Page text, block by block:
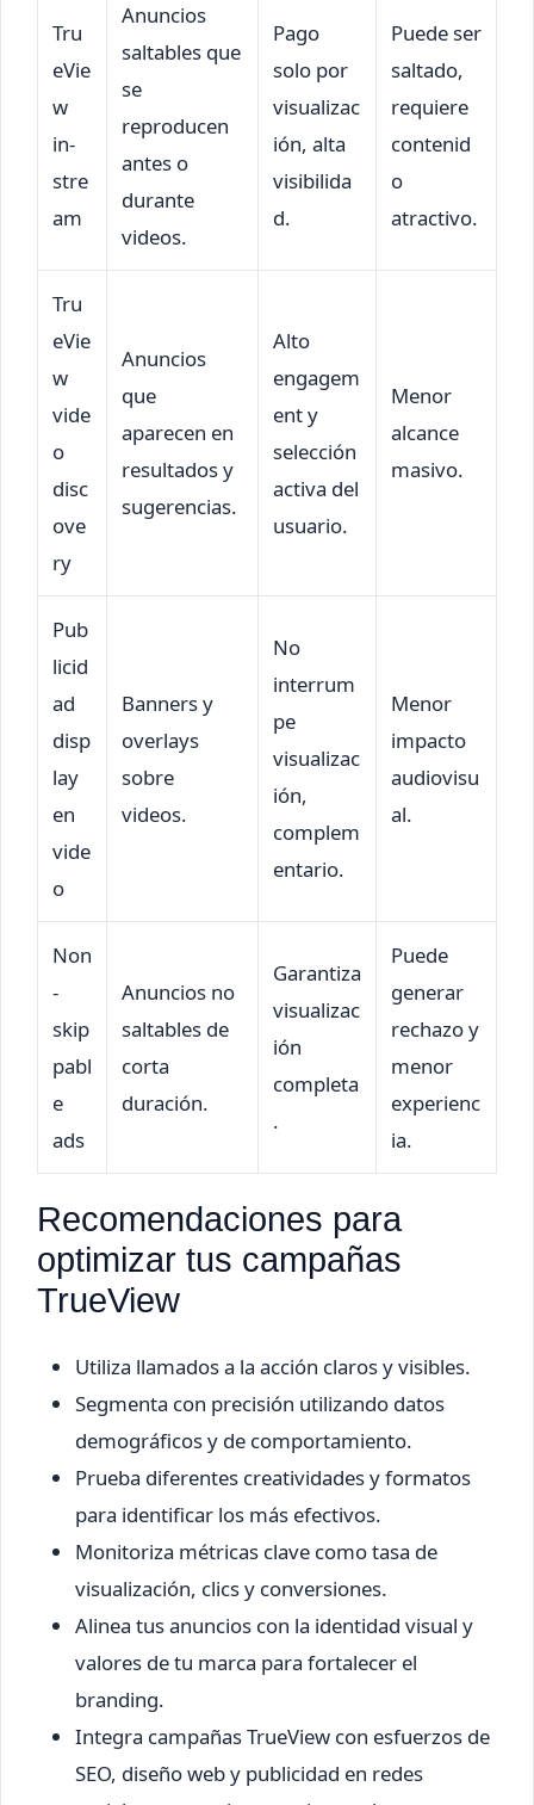
Tru
eVie
w
in-
stre
am
Anuncios
saltables que
se
reproducen
antes o
durante
videos.
Pago
solo por
visualizac
ión, alta
visibilida
d.
Puede ser
saltado,
requiere
contenid
o
atractivo.
Tru
eVie
w
vide
o
disc
ove
ry
Anuncios
que
aparecen en
resultados y
sugerencias.
Alto
engagem
ent y
selección
activa del
usuario.
Menor
alcance
masivo.
Pub
licid
ad
disp
lay
en
vide
o
Banners y
overlays
sobre
videos.
No
interrum
pe
visualizac
ión,
complem
entario.
Menor
impacto
audiovisu
al.
Non
-
skip
pabl
e
ads
Anuncios no
saltables de
corta
duración.
Garantiza
visualizac
ión
completa
.
Puede
generar
rechazo y
menor
experienc
ia.
Recomendaciones para
optimizar tus campañas
TrueView
Utiliza llamados a la acción claros y visibles.
Segmenta con precisión utilizando datos
demográficos y de comportamiento.
Prueba diferentes creatividades y formatos
para identificar los más efectivos.
Monitoriza métricas clave como tasa de
visualización, clics y conversiones.
Alinea tus anuncios con la identidad visual y
valores de tu marca para fortalecer el
branding.
Integra campañas TrueView con esfuerzos de
SEO, diseño web y publicidad en redes